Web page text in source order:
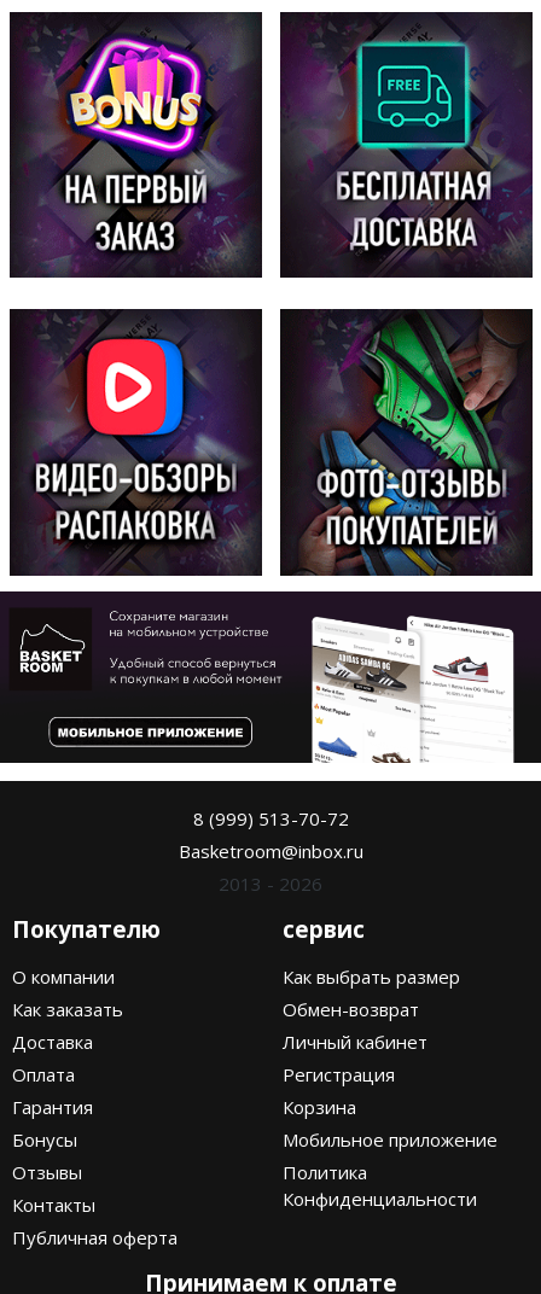
8 (999) 513-70-72
Basketroom@inbox.ru
2013 - 2026
Покупателю
О компании
Как заказать
Доставка
Оплата
Гарантия
Бонусы
Отзывы
Контакты
Публичная оферта
сервис
Как выбрать размер
Обмен-возврат
Личный кабинет
Регистрация
Корзина
Мобильное приложение
Политика
Конфиденциальности
Принимаем к оплате